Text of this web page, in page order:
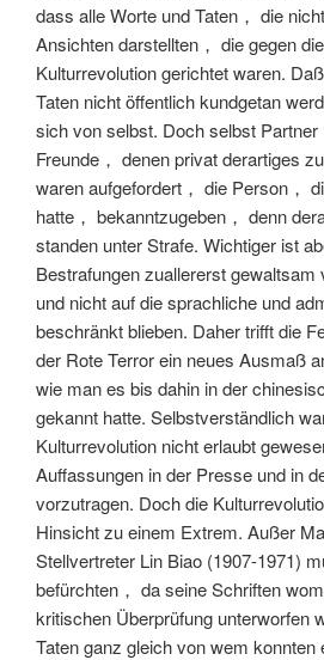
dass alle Worte und Taten， die
Ansichten darstellten， die gegen
Kulturrevolution gerichtet waren.
Taten nicht öffentlich kundgetan
sich von selbst. Doch selbst Partner
Freunde， denen privat derartiges
waren aufgefordert， die Person，
hatte， bekanntzugeben， denn
standen unter Strafe. Wichtiger ist
Bestrafungen zuallererst
und nicht auf die sprachliche und
beschränkt blieben. Daher trifft die
der Rote Terror ein neues Ausmaß
wie man es bis dahin in der
gekannt hatte. Selbstverständlich
Kulturrevolution nicht erlaubt
Auffassungen in der Presse und in
vorzutragen. Doch die
Hinsicht zu einem Extrem. Außer
Stellvertreter Lin Biao (1907-1971)
befürchten， da seine Schriften
kritischen Überprüfung unterworfen
Taten ganz gleich von wem